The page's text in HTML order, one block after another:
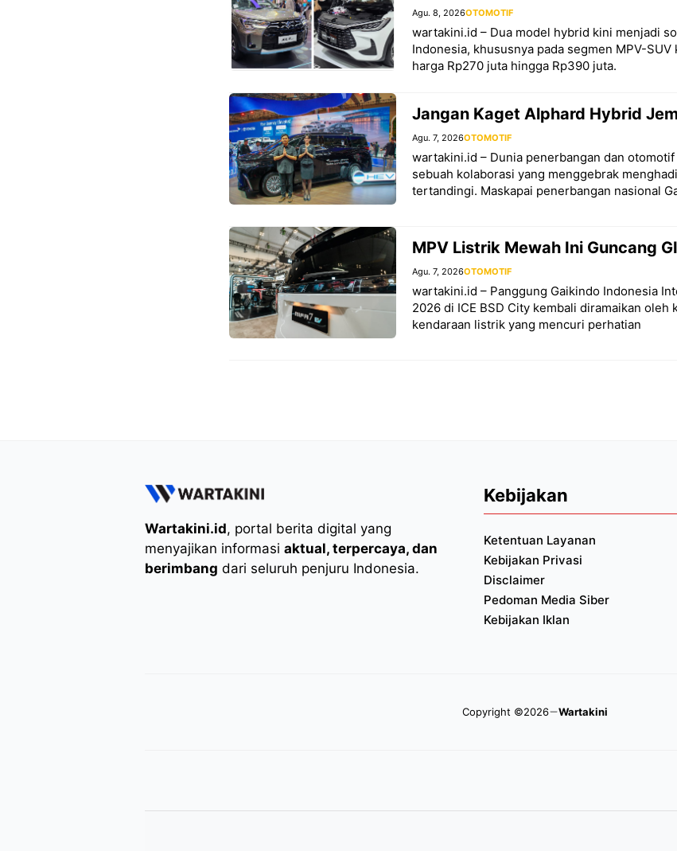
Agu. 8, 2026OTOMOTIF
wartakini.id – Dua model hybrid kini menjadi
Indonesia, khususnya pada segmen MPV-
harga Rp270 juta hingga Rp390 juta.
Jangan Kaget Alphard Hybrid
Agu. 7, 2026OTOMOTIF
wartakini.id – Dunia penerbangan dan
sebuah kolaborasi yang menggebrak
tertandingi. Maskapai penerbangan nasional
MPV Listrik Mewah Ini Guncang
Agu. 7, 2026OTOMOTIF
wartakini.id – Panggung Gaikindo Indonesia
2026 di ICE BSD City kembali diramaikan oleh
kendaraan listrik yang mencuri perhatian
Wartakini.id, portal berita digital yang
menyajikan informasi aktual, terpercaya, dan
berimbang dari seluruh penjuru Indonesia.
Kebijakan
Ketentuan Layanan
Kebijakan Privasi
Disclaimer
Pedoman Media Siber
Kebijakan Iklan
Copyright ©2026 Wartakini